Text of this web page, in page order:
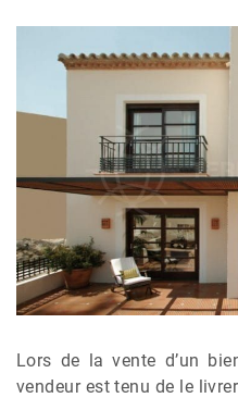
Lors de la vente d’un
vendeur est tenu de le